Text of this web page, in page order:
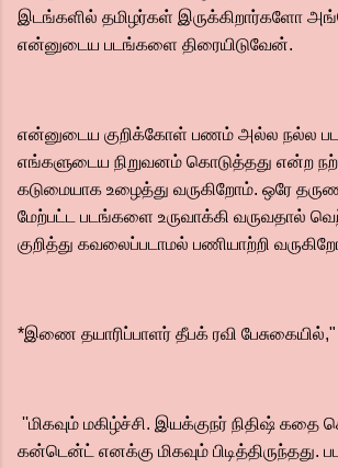
இடங்களில் தமிழர்கள் இருக்கிறார்களோ
என்னுடைய படங்களை திரையிடுவேன்.
என்னுடைய குறிக்கோள் பணம் அல்ல நல்ல
எங்களுடைய நிறுவனம் கொடுத்தது என்ற
கடுமையாக உழைத்து வருகிறோம். ஒரே
மேற்பட்ட படங்களை உருவாக்கி வருவதால்
குறித்து கவலைப்படாமல் பணியாற்றி
*இணை தயாரிப்பாளர் தீபக் ரவி பேசுகையில்,"
''மிகவும் மகிழ்ச்சி. இயக்குநர் நிதிஷ் கதை
கன்டென்ட் எனக்கு மிகவும் பிடித்திருந்தது.